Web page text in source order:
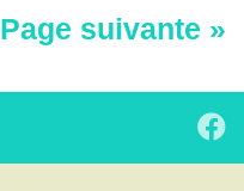
Page suivante »